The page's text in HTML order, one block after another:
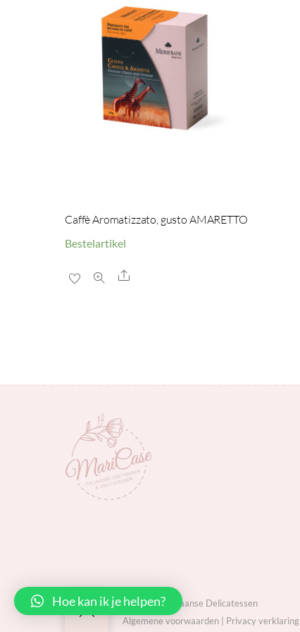
Caffè Aromatizzato, gusto AMARETTO
Bestelartikel
Share
Back
MariCase Italiaanse Delicatessen
Algemene voorwaarden| Privacy verklaring
Hoe kan ik je helpen?